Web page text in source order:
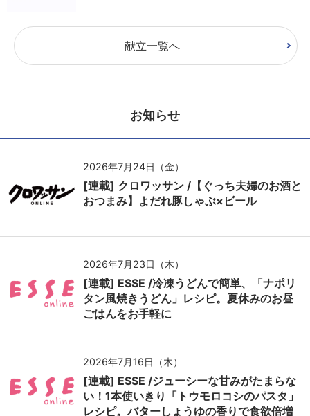
献立一覧へ
お知らせ
2026年7月24日（金）
[連載] クロワッサン /【ぐっち夫婦のお酒と
おつまみ】よだれ豚しゃぶ×ビール
2026年7月23日（木）
[連載] ESSE /冷凍うどんで簡単、「ナポリ
タン風焼きうどん」レシピ。夏休みのお昼
ごはんをお手軽に
2026年7月16日（木）
[連載] ESSE /ジューシーな甘みがたまらな
い！1本使いきり「トウモロコシのパスタ」
レシピ。バターしょうゆの香りで食欲倍増